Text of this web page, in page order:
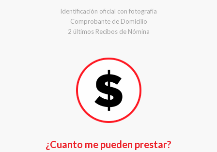
Identificación oficial con fotografía
Comprobante de Domicilio
2 últimos Recibos de Nómina
¿Cuanto me pueden prestar?